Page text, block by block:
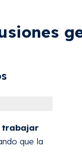
trabajar
que la